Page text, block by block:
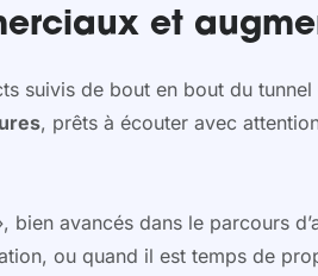
et
suivis de bout en bout du
, prêts à écouter avec
avancés dans le parcours
ou quand il est temps de